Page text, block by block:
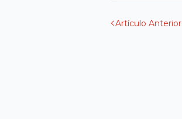
Artículo Anterior